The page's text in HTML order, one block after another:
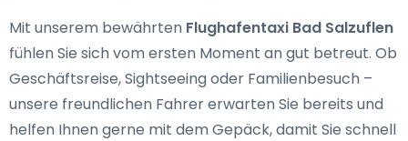
Mit unserem bewährten Flughafentaxi Bad Salzuflen
fühlen Sie sich vom ersten Moment an gut betreut. Ob
Geschäftsreise, Sightseeing oder Familienbesuch –
unsere freundlichen Fahrer erwarten Sie bereits und
helfen Ihnen gerne mit dem Gepäck, damit Sie schnell